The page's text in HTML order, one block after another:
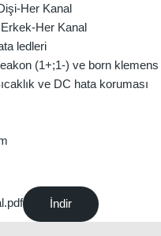
Her Kanal
Her Kanal
ledleri
(1+;1-) ve born klemens
ve DC hata koruması
İndir